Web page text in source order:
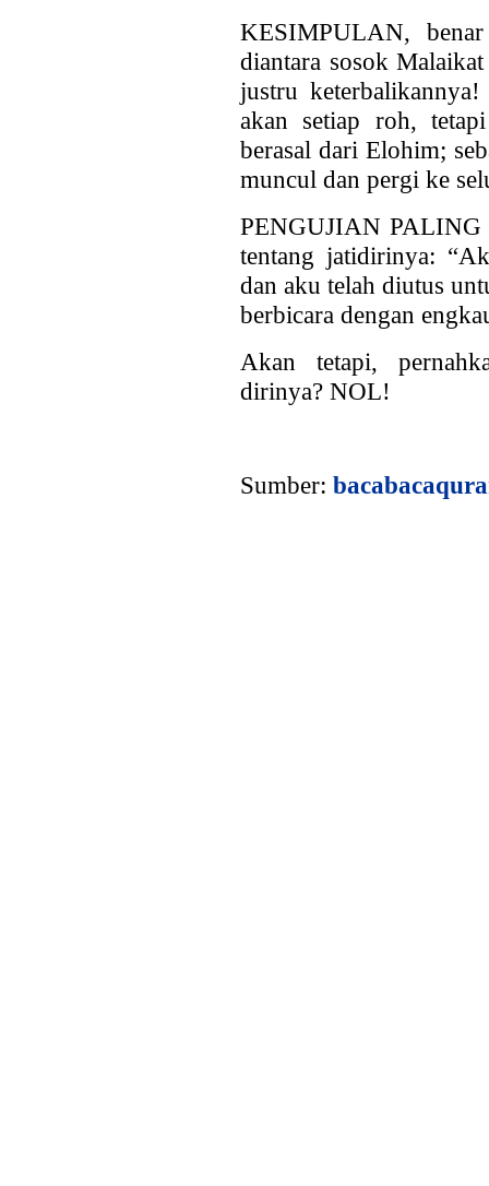
KESIMPULAN,
diantara sosok
justru
akan setiap roh,
berasal dari Elohim;
muncul dan pergi ke
PENGUJIAN PALING
tentang jatidirinya:
dan aku telah diutus
berbicara dengan
Akan tetapi,
dirinya? NOL!
Sumber: